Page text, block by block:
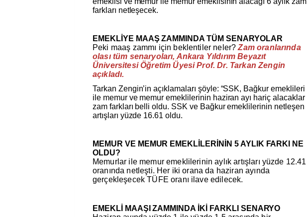
farkları netleşecek.
EMEKLİYE MAAŞ ZAMMINDA TÜM SENARYOLAR
Peki maaş zammı için beklentiler neler?Zam oranlarında
olası tüm senaryoları, Ankara Yıldırım Beyazıt
Üniversitesi Öğretim Üyesi Prof. Dr. Tarkan Zengin
açıkladı.
Tarkan Zengin’in açıklamaları şöyle: “SSK, Bağkur emeklileri
ile memur ve memur emeklilerinin haziran ayı hariç alacaklar
zam farkları belli oldu. SSK ve Bağkur emeklilerinin netleşen
artışları yüzde 16.61 oldu.
MEMUR VE MEMUR EMEKLİLERİNİN 5 AYLIK FARKI NE
OLDU?
Memurlar ile memur emeklilerinin aylık artışları yüzde 12.41
oranında netleşti. Her iki orana da haziran ayında
gerçekleşecek TÜFE oranı ilave edilecek.
EMEKLİ MAAŞI ZAMMINDA İKİ FARKLI SENARYO